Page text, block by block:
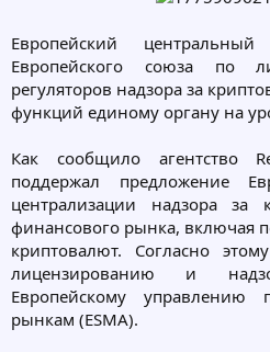
м
ы
а
л
а
Европейский
Европейского союза по
регуляторов надзора за
функций единому органу на
Как сообщило агентство
поддержал предложение
централизации надзора за
финансового рынка, включая
криптовалют. Согласно
лицензированию и
Европейскому
рынкам (ESMA).